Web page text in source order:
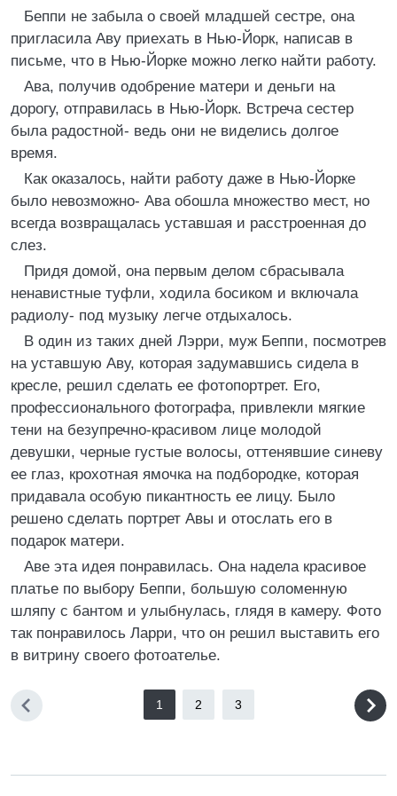
Беппи не забыла о своей младшей сестре, она
пригласила Аву приехать в Нью-Йорк, написав в
письме, что в Нью-Йорке можно легко найти работу.
Ава, получив одобрение матери и деньги на
дорогу, отправилась в Нью-Йорк. Встреча сестер
была радостной- ведь они не виделись долгое
время.
Как оказалось, найти работу даже в Нью-Йорке
было невозможно- Ава обошла множество мест, но
всегда возвращалась уставшая и расстроенная до
слез.
Придя домой, она первым делом сбрасывала
ненавистные туфли, ходила босиком и включала
радиолу- под музыку легче отдыхалось.
В один из таких дней Лэрри, муж Беппи, посмотрев
на уставшую Аву, которая задумавшись сидела в
кресле, решил сделать ее фотопортрет. Его,
профессионального фотографа, привлекли мягкие
тени на безупречно-красивом лице молодой
девушки, черные густые волосы, оттенявшие синеву
ее глаз, крохотная ямочка на подбородке, которая
придавала особую пикантность ее лицу. Было
решено сделать портрет Авы и отослать его в
подарок матери.
Аве эта идея понравилась. Она надела красивое
платье по выбору Беппи, большую соломенную
шляпу с бантом и улыбнулась, глядя в камеру. Фото
так понравилось Ларри, что он решил выставить его
в витрину своего фотоателье.
1 2 3